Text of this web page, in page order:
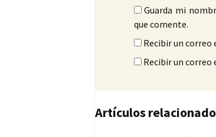
Guarda mi
que comente.
Recibir un
Recibir un correo
Artículos